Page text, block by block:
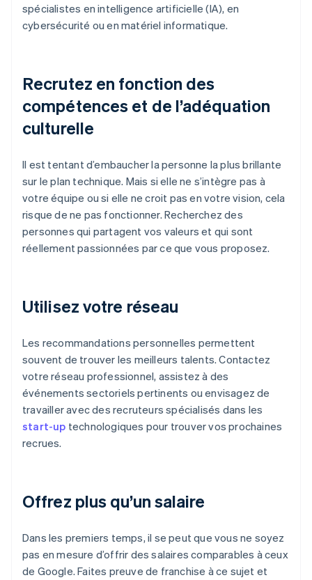
spécialistes en intelligence artificielle (IA), en
cybersécurité ou en matériel informatique.
Recrutez en fonction des
compétences et de l’adéquation
culturelle
Il est tentant d’embaucher la personne la plus brillante
sur le plan technique. Mais si elle ne s’intègre pas à
votre équipe ou si elle ne croit pas en votre vision, cela
risque de ne pas fonctionner. Recherchez des
personnes qui partagent vos valeurs et qui sont
réellement passionnées par ce que vous proposez.
Utilisez votre réseau
Les recommandations personnelles permettent
souvent de trouver les meilleurs talents. Contactez
votre réseau professionnel, assistez à des
événements sectoriels pertinents ou envisagez de
travailler avec des recruteurs spécialisés dans les
start-up technologiques pour trouver vos prochaines
recrues.
Offrez plus qu’un salaire
Dans les premiers temps, il se peut que vous ne soyez
pas en mesure d’offrir des salaires comparables à ceux
de Google. Faites preuve de franchise à ce sujet et